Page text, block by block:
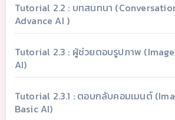
Tutorial 2.2 : บทสนทนา
Advance AI )
Tutorial 2.3 : ผู้ช่วยตอบรูปภาพ
AI)
Tutorial 2.3.1 : ตอบกลับคอมเมนต์
Basic AI)